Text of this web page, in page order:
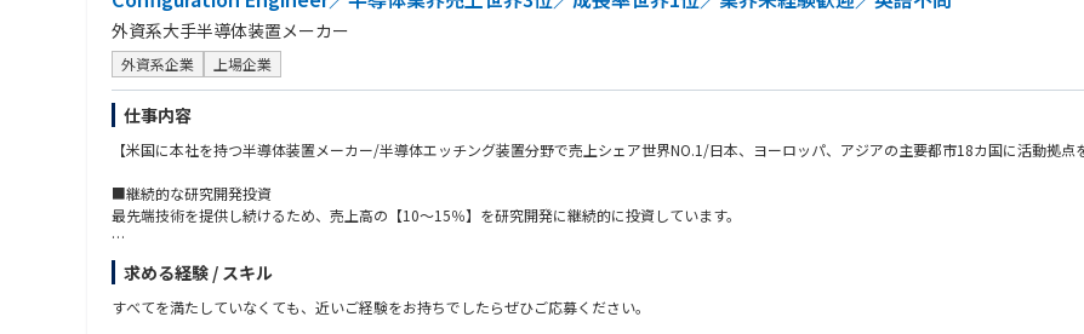
外資系大手半導体装置メーカー
外資系企業 上場企業
仕事内容
【米国に本社を持つ半導体装置メーカー/半導体エッチング装置分野で売上シェア世界NO.1/日本、ヨーロッパ、アジアの主要都市18カ国に活動拠点
■継続的な研究開発投資
最先端技術を提供し続けるため、売上高の【10～15％】を研究開発に継続的に投資しています。
■業務内容
•半導体製造装置（CVD又はEtch又はClean）の仕様決定を促し、仕様決定後の変更を管理する
•顧客からの要求仕様と出荷装置仕様との整合をとる作業
求める経験 / スキル
すべてを満たしていなくても、近いご経験をお持ちでしたらぜひご応募ください。